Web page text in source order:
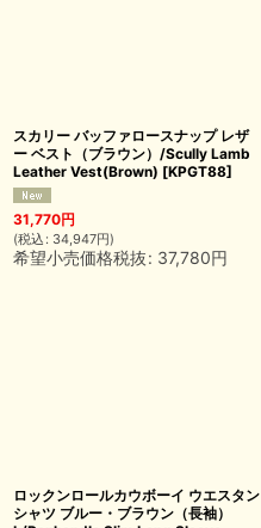
スカリー バッファロースナップ レザ
ー ベスト（ブラウン）/Scully Lamb
Leather Vest(Brown) [KPGT88]
31,770円
(税込 : 34,947円)
希望小売価格税抜: 37,780円
ロックンロールカウボーイ ウエスタン
シャツ ブルー・ブラウン（長袖）